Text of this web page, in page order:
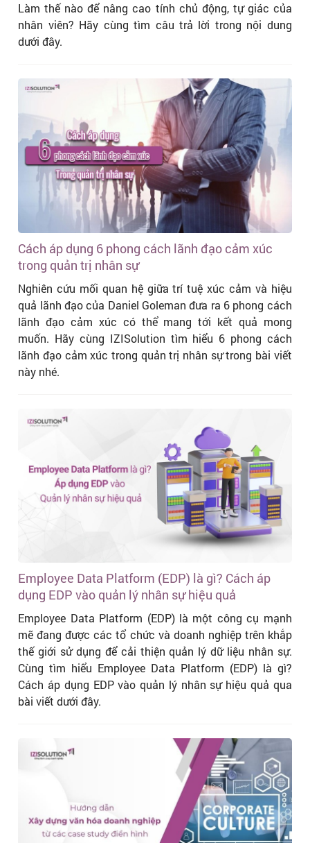
Làm thế nào để nâng cao tính chủ động, tự giác của
nhân viên? Hãy cùng tìm câu trả lời trong nội dung
dưới đây.
Cách áp dụng 6 phong cách lãnh đạo cảm xúc
trong quản trị nhân sự
Nghiên cứu mối quan hệ giữa trí tuệ xúc cảm và hiệu
quả lãnh đạo của Daniel Goleman đưa ra 6 phong cách
lãnh đạo cảm xúc có thể mang tới kết quả mong
muốn. Hãy cùng IZISolution tìm hiểu 6 phong cách
lãnh đạo cảm xúc trong quản trị nhân sự trong bài viết
này nhé.
Employee Data Platform (EDP) là gì? Cách áp
dụng EDP vào quản lý nhân sự hiệu quả
Employee Data Platform (EDP) là một công cụ mạnh
mẽ đang được các tổ chức và doanh nghiệp trên khắp
thế giới sử dụng để cải thiện quản lý dữ liệu nhân sự.
Cùng tìm hiểu Employee Data Platform (EDP) là gì?
Cách áp dụng EDP vào quản lý nhân sự hiệu quả qua
bài viết dưới đây.